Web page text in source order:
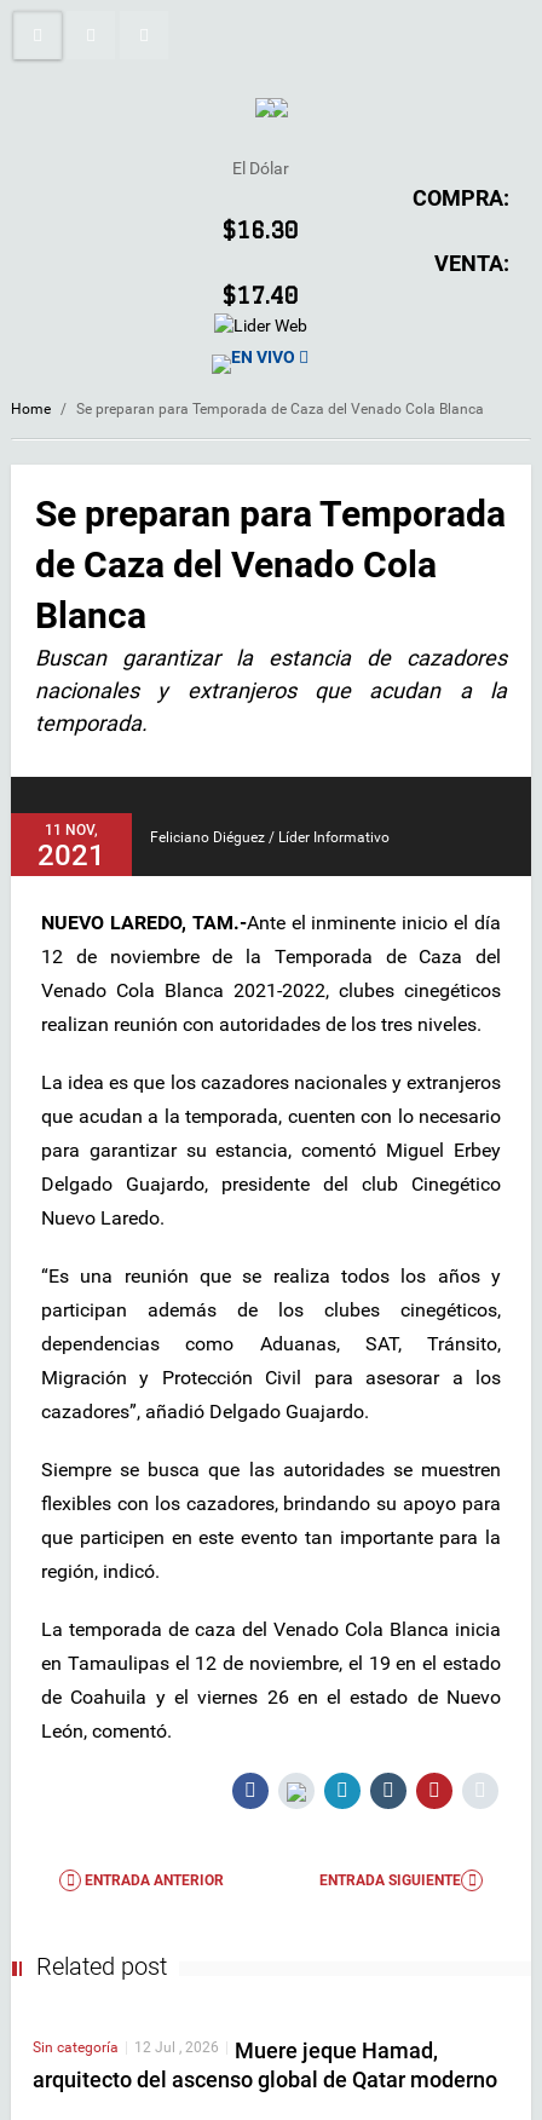
El Dólar
COMPRA:
$16.30
VENTA:
$17.40
EN VIVO
Home / Se preparan para Temporada de Caza del Venado Cola Blanca
Se preparan para Temporada
de Caza del Venado Cola
Blanca
Buscan garantizar la estancia de cazadores
nacionales y extranjeros que acudan a la
temporada.
11 NOV,
2021
Feliciano Diéguez / Líder Informativo
NUEVO LAREDO, TAM.-Ante el inminente inicio el día
12 de noviembre de la Temporada de Caza del
Venado Cola Blanca 2021-2022, clubes cinegéticos
realizan reunión con autoridades de los tres niveles.
La idea es que los cazadores nacionales y extranjeros
que acudan a la temporada, cuenten con lo necesario
para garantizar su estancia, comentó Miguel Erbey
Delgado Guajardo, presidente del club Cinegético
Nuevo Laredo.
“Es una reunión que se realiza todos los años y
participan además de los clubes cinegéticos,
dependencias como Aduanas, SAT, Tránsito,
Migración y Protección Civil para asesorar a los
cazadores”, añadió Delgado Guajardo.
Siempre se busca que las autoridades se muestren
flexibles con los cazadores, brindando su apoyo para
que participen en este evento tan importante para la
región, indicó.
La temporada de caza del Venado Cola Blanca inicia
en Tamaulipas el 12 de noviembre, el 19 en el estado
de Coahuila y el viernes 26 en el estado de Nuevo
León, comentó.
ENTRADA ANTERIOR ENTRADA SIGUIENTE
Related post
Sin categoría 12 Jul , 2026
Muere jeque Hamad,
arquitecto del ascenso global de Qatar moderno